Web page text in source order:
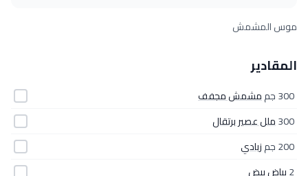
موس المشمش
المقادير
300 جم
مشمش مجفف
300ملل عصير برتقال
200 جم
زبادي
2بياض بيض